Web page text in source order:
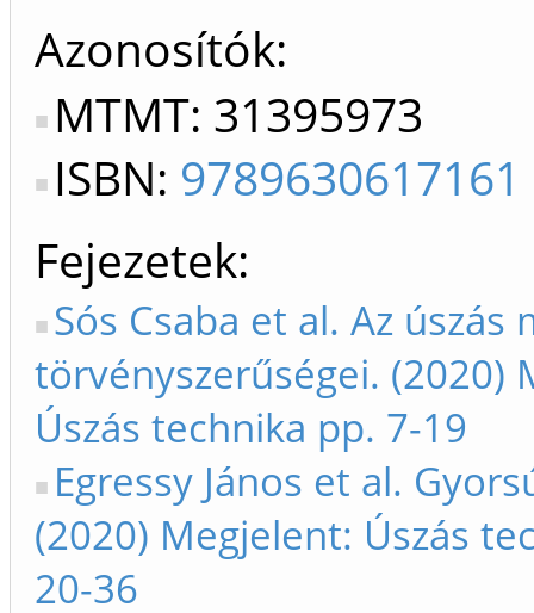
Azonosítók
MTMT: 31395973
ISBN: 9789630617161
Fejezetek
Sós Csaba et al. Az úszás
törvényszerűségei. (2020)
Úszás technika pp. 7-19
Egressy János et al.
(2020) Megjelent: Úszás
20-36